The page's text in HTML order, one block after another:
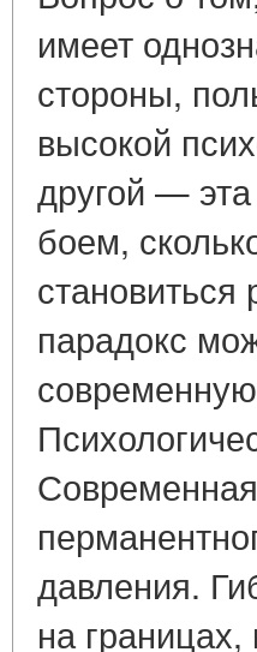
имеет
стороны,
высокой
другой — эта
боем,
парадокс
давления.
на